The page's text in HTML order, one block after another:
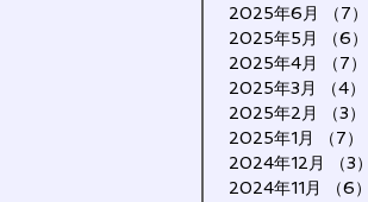
2025年6月
（7）
2025年5月
（6）
2025年4月
（7）
2025年3月
（4）
2025年2月
（3）
2025年1月
（7）
2024年12月
（3）
2024年11月
（6）